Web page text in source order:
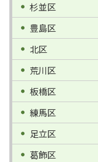
杉並区
豊島区
北区
荒川区
板橋区
練馬区
足立区
葛飾区